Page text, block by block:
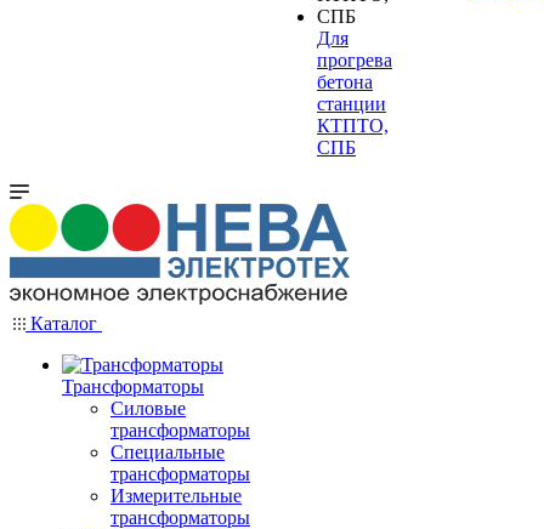
Для
прогрева
бетона
станции
КТПТО,
СПБ
Каталог
Трансформаторы
Силовые
трансформаторы
Специальные
трансформаторы
Измерительные
трансформаторы